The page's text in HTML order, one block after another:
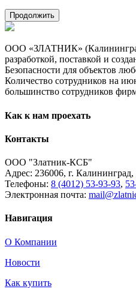
Продолжить
ООО «ЗЛАТНИК»
разработкой, поставкой и
Безопасности для объектов
Количество сотрудников на
большинство сотрудников
Как к нам проехать
Контакты
ООО "Златник-КСБ"
Адрес: 236006, г. Калининград,
Телефоны: 8 (4012) 53-93-93,
Электронная почта:
Навигация
О Компании
Новости
Как купить